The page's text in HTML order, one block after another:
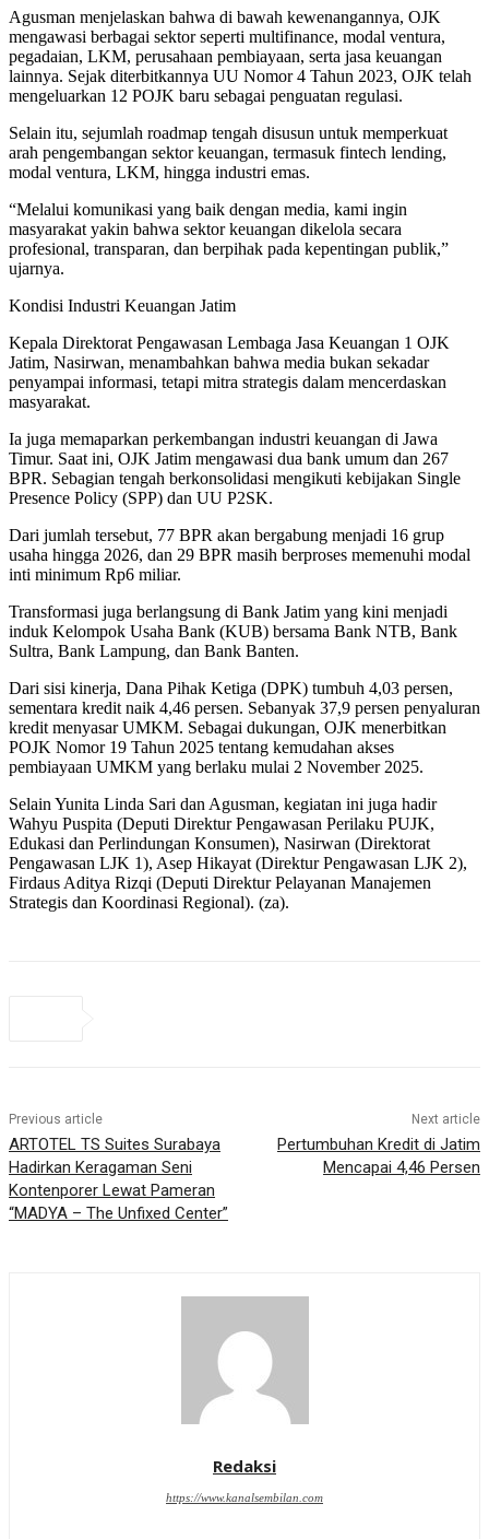
Agusman menjelaskan bahwa di bawah kewenangannya, OJK
mengawasi berbagai sektor seperti multifinance, modal ventura,
pegadaian, LKM, perusahaan pembiayaan, serta jasa keuangan
lainnya. Sejak diterbitkannya UU Nomor 4 Tahun 2023, OJK telah
mengeluarkan 12 POJK baru sebagai penguatan regulasi.
Selain itu, sejumlah roadmap tengah disusun untuk memperkuat
arah pengembangan sektor keuangan, termasuk fintech lending,
modal ventura, LKM, hingga industri emas.
“Melalui komunikasi yang baik dengan media, kami ingin
masyarakat yakin bahwa sektor keuangan dikelola secara
profesional, transparan, dan berpihak pada kepentingan publik,”
ujarnya.
Kondisi Industri Keuangan Jatim
Kepala Direktorat Pengawasan Lembaga Jasa Keuangan 1 OJK
Jatim, Nasirwan, menambahkan bahwa media bukan sekadar
penyampai informasi, tetapi mitra strategis dalam mencerdaskan
masyarakat.
Ia juga memaparkan perkembangan industri keuangan di Jawa
Timur. Saat ini, OJK Jatim mengawasi dua bank umum dan 267
BPR. Sebagian tengah berkonsolidasi mengikuti kebijakan Single
Presence Policy (SPP) dan UU P2SK.
Dari jumlah tersebut, 77 BPR akan bergabung menjadi 16 grup
usaha hingga 2026, dan 29 BPR masih berproses memenuhi modal
inti minimum Rp6 miliar.
Transformasi juga berlangsung di Bank Jatim yang kini menjadi
induk Kelompok Usaha Bank (KUB) bersama Bank NTB, Bank
Sultra, Bank Lampung, dan Bank Banten.
Dari sisi kinerja, Dana Pihak Ketiga (DPK) tumbuh 4,03 persen,
sementara kredit naik 4,46 persen. Sebanyak 37,9 persen penyaluran
kredit menyasar UMKM. Sebagai dukungan, OJK menerbitkan
POJK Nomor 19 Tahun 2025 tentang kemudahan akses
pembiayaan UMKM yang berlaku mulai 2 November 2025.
Selain Yunita Linda Sari dan Agusman, kegiatan ini juga hadir
Wahyu Puspita (Deputi Direktur Pengawasan Perilaku PUJK,
Edukasi dan Perlindungan Konsumen), Nasirwan (Direktorat
Pengawasan LJK 1), Asep Hikayat (Direktur Pengawasan LJK 2),
Firdaus Aditya Rizqi (Deputi Direktur Pelayanan Manajemen
Strategis dan Koordinasi Regional). (za).
Previous article
ARTOTEL TS Suites Surabaya
Hadirkan Keragaman Seni
Kontenporer Lewat Pameran
“MADYA – The Unfixed Center”
Next article
Pertumbuhan Kredit di Jatim
Mencapai 4,46 Persen
Redaksi
https://www.kanalsembilan.com